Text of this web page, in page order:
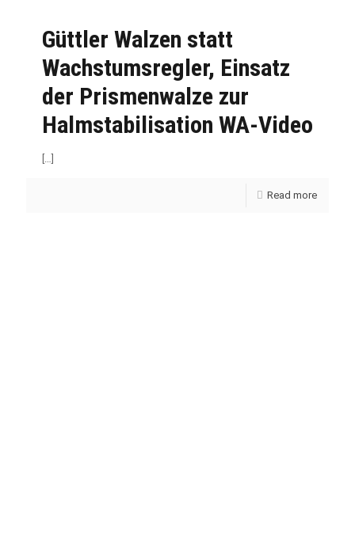
Güttler Walzen statt
Wachstumsregler, Einsatz
der Prismenwalze zur
Halmstabilisation WA-Video
[…]
Read more